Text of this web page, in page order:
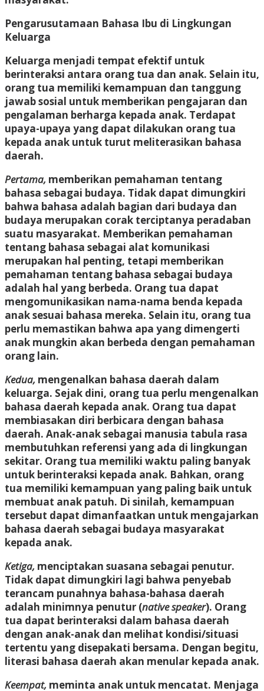
Pengarusutamaan Bahasa Ibu di Lingkungan
Keluarga
Keluarga menjadi tempat efektif untuk
berinteraksi antara orang tua dan anak. Selain itu,
orang tua memiliki kemampuan dan tanggung
jawab sosial untuk memberikan pengajaran dan
pengalaman berharga kepada anak. Terdapat
upaya-upaya yang dapat dilakukan orang tua
kepada anak untuk turut meliterasikan bahasa
daerah.
Pertama, memberikan pemahaman tentang
bahasa sebagai budaya. Tidak dapat dimungkiri
bahwa bahasa adalah bagian dari budaya dan
budaya merupakan corak terciptanya peradaban
suatu masyarakat. Memberikan pemahaman
tentang bahasa sebagai alat komunikasi
merupakan hal penting, tetapi memberikan
pemahaman tentang bahasa sebagai budaya
adalah hal yang berbeda. Orang tua dapat
mengomunikasikan nama-nama benda kepada
anak sesuai bahasa mereka. Selain itu, orang tua
perlu memastikan bahwa apa yang dimengerti
anak mungkin akan berbeda dengan pemahaman
orang lain.
Kedua, mengenalkan bahasa daerah dalam
keluarga. Sejak dini, orang tua perlu mengenalkan
bahasa daerah kepada anak. Orang tua dapat
membiasakan diri berbicara dengan bahasa
daerah. Anak-anak sebagai manusia tabula rasa
membutuhkan referensi yang ada di lingkungan
sekitar. Orang tua memiliki waktu paling banyak
untuk berinteraksi kepada anak. Bahkan, orang
tua memiliki kemampuan yang paling baik untuk
membuat anak patuh. Di sinilah, kemampuan
tersebut dapat dimanfaatkan untuk mengajarkan
bahasa daerah sebagai budaya masyarakat
kepada anak.
Ketiga, menciptakan suasana sebagai penutur.
Tidak dapat dimungkiri lagi bahwa penyebab
terancam punahnya bahasa-bahasa daerah
adalah minimnya penutur (native speaker). Orang
tua dapat berinteraksi dalam bahasa daerah
dengan anak-anak dan melihat kondisi/situasi
tertentu yang disepakati bersama. Dengan begitu,
literasi bahasa daerah akan menular kepada anak.
Keempat, meminta anak untuk mencatat. Menjaga